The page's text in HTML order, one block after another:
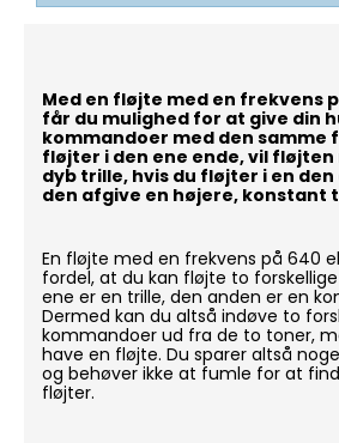
Med en fløjte med en frekvens
får du mulighed for at give din
kommandoer med den samme
fløjter i den ene ende, vil
dyb trille, hvis du fløjter i en
den afgive en højere, konstant
En fløjte med en frekvens på 640
fordel, at du kan fløjte to
ene er en trille, den anden er en
Dermed kan du altså indøve to
kommandoer ud fra de to toner,
have en fløjte. Du sparer altså
og behøver ikke at fumle for at
fløjter.